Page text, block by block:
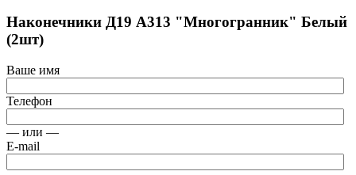
Наконечники Д19 А313 "Многогранник" Белый
(2шт)
Ваше имя
Телефон
— или —
E-mail